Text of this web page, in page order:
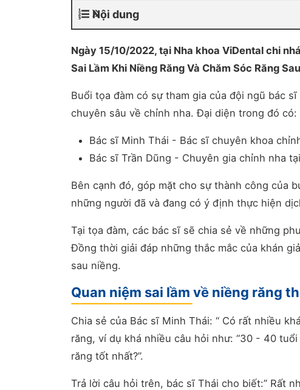
Nội dung
Ngày 15/10/2022, tại Nha khoa ViDental chi
Sai Lầm Khi Niềng Răng Và Chăm Sóc Răng
Buổi tọa đàm có sự tham gia của đội ngũ bác
chuyên sâu về chỉnh nha. Đại diện trong đó có:
Bác sĩ Minh Thái - Bác sĩ chuyên khoa
Bác sĩ Trần Dũng - Chuyên gia chỉnh nha
Bên cạnh đó, góp mặt cho sự thành công của
những người đã và đang có ý định thực hiện
Tại tọa đàm, các bác sĩ sẽ chia sẻ về những
Đồng thời giải đáp những thắc mắc của khán
sau niềng.
Quan niệm sai lầm về niềng răng
Chia sẻ của Bác sĩ Minh Thái: “ Có rất nhiều
răng, ví dụ khá nhiều câu hỏi như: “30 - 40
răng tốt nhất?”.
Trả lời câu hỏi trên, bác sĩ Thái cho biết:” Rất